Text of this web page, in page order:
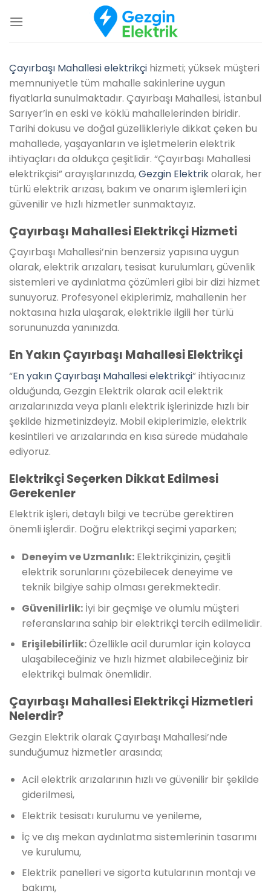
atla
Çayırbaşı Mahallesi elektrikçi hizmeti; yüksek müşteri
memnuniyetle tüm mahalle sakinlerine uygun
fiyatlarla sunulmaktadır. Çayırbaşı Mahallesi, İstanbul
Sarıyer’in en eski ve köklü mahallelerinden biridir.
Tarihi dokusu ve doğal güzellikleriyle dikkat çeken bu
mahallede, yaşayanların ve işletmelerin elektrik
ihtiyaçları da oldukça çeşitlidir. “Çayırbaşı Mahallesi
elektrikçisi” arayışlarınızda,Gezgin Elektrikolarak, her
türlü elektrik arızası, bakım ve onarım işlemleri için
güvenilir ve hızlı hizmetler sunmaktayız.
Çayırbaşı Mahallesi Elektrikçi Hizmeti
Çayırbaşı Mahallesi’nin benzersiz yapısına uygun
olarak, elektrik arızaları, tesisat kurulumları, güvenlik
sistemleri ve aydınlatma çözümleri gibi bir dizi hizmet
sunuyoruz. Profesyonel ekiplerimiz, mahallenin her
noktasına hızla ulaşarak, elektrikle ilgili her türlü
sorununuzda yanınızda.
En Yakın Çayırbaşı Mahallesi Elektrikçi
“En yakın Çayırbaşı Mahallesi elektrikçi” ihtiyacınız
olduğunda, Gezgin Elektrik olarak acil elektrik
arızalarınızda veya planlı elektrik işlerinizde hızlı bir
şekilde hizmetinizdeyiz. Mobil ekiplerimizle, elektrik
kesintileri ve arızalarında en kısa sürede müdahale
ediyoruz.
Elektrikçi Seçerken Dikkat Edilmesi
Gerekenler
Elektrik işleri, detaylı bilgi ve tecrübe gerektiren
önemli işlerdir. Doğru elektrikçi seçimi yaparken;
Deneyim ve Uzmanlık:Elektrikçinizin, çeşitli
elektrik sorunlarını çözebilecek deneyime ve
teknik bilgiye sahip olması gerekmektedir.
Güvenilirlik:İyi bir geçmişe ve olumlu müşteri
referanslarına sahip bir elektrikçi tercih edilmelidir.
Erişilebilirlik:Özellikle acil durumlar için kolayca
ulaşabileceğiniz ve hızlı hizmet alabileceğiniz bir
elektrikçi bulmak önemlidir.
Çayırbaşı Mahallesi Elektrikçi Hizmetleri
Nelerdir?
Gezgin Elektrik olarak Çayırbaşı Mahallesi’nde
sunduğumuz hizmetler arasında;
Acil elektrik arızalarının hızlı ve güvenilir bir şekilde
giderilmesi,
Elektrik tesisatı kurulumu ve yenileme,
İç ve dış mekan aydınlatma sistemlerinin tasarımı
ve kurulumu,
Elektrik panelleri ve sigorta kutularının montajı ve
bakımı,